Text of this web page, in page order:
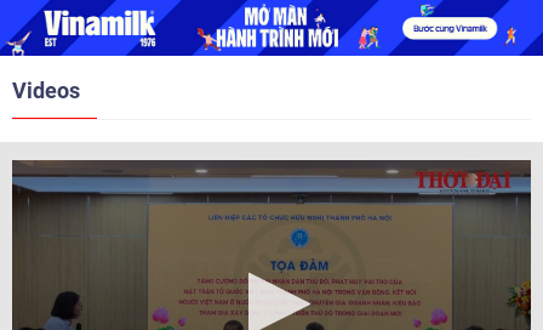
nghị Cấp cao vào các năm 2005,
2010, 2016, 2018, 2021.
Videos